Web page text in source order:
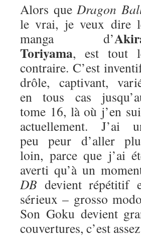
Alors queDragon
le vrai, je veux dire
manga d’
Toriyama, est tout
contraire. C’est
drôle, captivant,
en tous cas
tome 16, là où j’en
actuellement. J’ai
peu peur d’aller
loin, parce que j’ai
averti qu’à un
DB devient répétitif
sérieux – grosso
Son Goku devient
couvertures, c’est